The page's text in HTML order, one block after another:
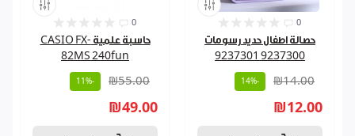
0
حاسبة علمية CASIO FX-
82MS 240fun
₪55.00
-11%
₪49.00
0
حصالة اطفال حديد رسومات
9237300 9237301
₪14.00
-14%
₪12.00